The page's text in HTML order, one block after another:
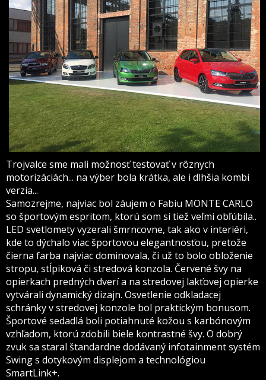
Trojvalce sme mali možnosť testovať v rôznych
motorizáciách... na výber bola krátka, ale i dlhšia kombi
verzia...
Samozrejme, najviac bol záujem o Fabiu MONTE CARLO
so športovým espritom, ktorú som si tiež veľmi obľúbila..
LED svetlomety vyzerali šmrncovne, tak ako v interiéri,
kde to dýchalo viac športovou elegantnosťou, pretože
čierna farba najviac dominovala, či už to bolo obloženie
stropu, stĺpiková či stredová konzola. Červené švy na
opierkach predných dverí a na stredovej lakťovej opierke
vytvárali dynamický dizajn. Osvetlenie odkladacej
schránky v stredovej konzole bol praktickým bonusom.
Športové sedadlá boli potiahnuté kožou s karbónovým
vzhľadom, ktorú zdobili biele kontrastné švy. O dobrý
zvuk sa staral štandardne dodávaný infotainment systém
Swing s dotykovým displejom a technológiou
SmartLink+.